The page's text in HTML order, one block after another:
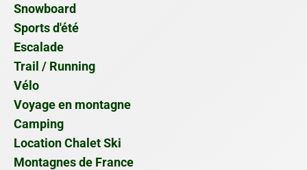
Snowboard
Sports d'été
Escalade
Trail / Running
Vélo
Voyage en montagne
Camping
Location Chalet Ski
Montagnes de France